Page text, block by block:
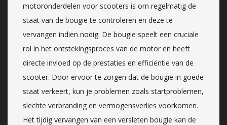
motoronderdelen voor scooters is om regelmatig de
staat van de bougie te controleren en deze te
vervangen indien nodig. De bougie speelt een cruciale
rol in het ontstekingsproces van de motor en heeft
directe invloed op de prestaties en efficiëntie van de
scooter. Door ervoor te zorgen dat de bougie in goede
staat verkeert, kun je problemen zoals startproblemen,
slechte verbranding en vermogensverlies voorkomen.
Het tijdig vervangen van een versleten bougie kan de